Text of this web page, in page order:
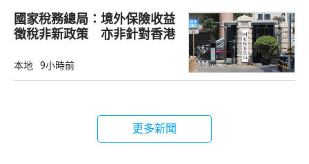
國家稅務總局：境外保險收益
徵稅非新政策 亦非針對香港
本地 9小時前
更多新聞